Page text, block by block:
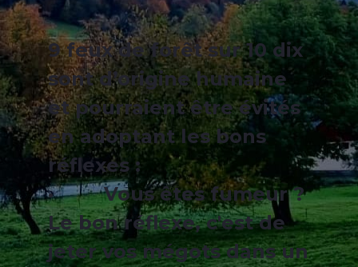
9 feux de forêt sur 10 dix
sont d’origine humaine
et pourraient être évités
en adoptant les bons
réflexes :
· Vous êtes fumeur ?
Le bon réflexe, c'est de
jeter vos mégots dans un